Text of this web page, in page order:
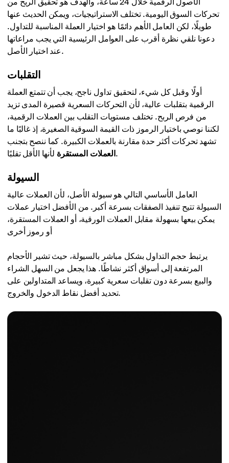
تحركات السوق اليومية. تختلف الاستراتيجيات، ويمكن الحديث عنها
طويلًا، لكن العامل الأهم دائمًا هو اختيار العملة المناسبة للتداول.
دعونا نلقي نظرة أقرب على العوامل الرئيسية التي يجب مراعاتها
عند اختيار الأصل.
التقلبات
أولًا وقبل كل شيء، لتحقيق تداول ناجح، يجب أن تتمتع العملة
الرقمية بتقلبات عالية، لأن التحركات السعرية قصيرة المدى تزيد
من فرص الربح. تختلف مستويات التقلب بين العملات الرقمية،
لكننا نوصي باختيار الرموز ذات القيمة السوقية الصغيرة، إذ غالبًا ما
تشهد تحركات أكثر حدة مقارنة بالعملات الكبيرة. كما ننصح بتجنب
العملات المستقرةلأنها الأقل تقلبًا.
السيولة
العامل الأساسي التالي هو سيولة الأصل، لأن العملات عالية
السيولة تتيح تنفيذ الصفقات بسرعة أكبر. من الأفضل اختيار عملات
يمكن بيعها بسهولة مقابل العملات الورقية، أو العملات المستقرة،
أو رموز أخرى
يرتبط حجم التداول بشكل مباشر بالسيولة، حيث تشير الأحجام
المرتفعة إلى أسواق أكثر نشاطًا. هذا يجعل من السهل الشراء
والبيع بسرعة دون تقلبات سعرية كبيرة، ويساعد المتداولين على
تحديد أفضل نقاط الدخول والخروج.